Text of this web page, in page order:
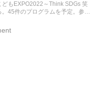
もEXPO2022～Think SDGs 笑
45件のプログラムを予定。参加